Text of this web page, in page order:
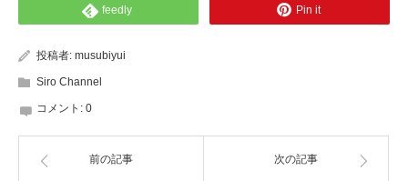
feedly Pin it
投稿者: musubiyui
Siro Channel
コメント: 0
前の記事 次の記事